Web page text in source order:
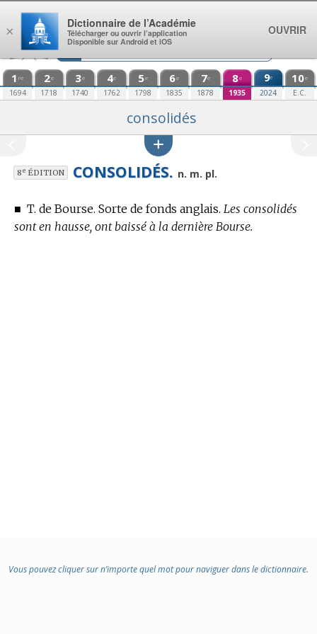
Aller au contenu
1 re
1694
2e
1718
3e
1740
4e
1762
5e
1798
6e
1835
7e
1878
8e
1935
9e
2024
10e
E.C.
consolidés
8eÉDITION CONSOLIDÉS. n. m. pl.
■ T. de Bourse. Sorte de fonds anglais. Les consolidés
sont en hausse, ont baissé à la dernière Bourse.
Vous pouvez cliquer sur n’importe quel mot pour naviguer dans le dictionnaire.
×
Dictionnaire de l’Académie
Télécharger ou ouvrir l’application
Disponible sur Android et iOS
OUVRIR